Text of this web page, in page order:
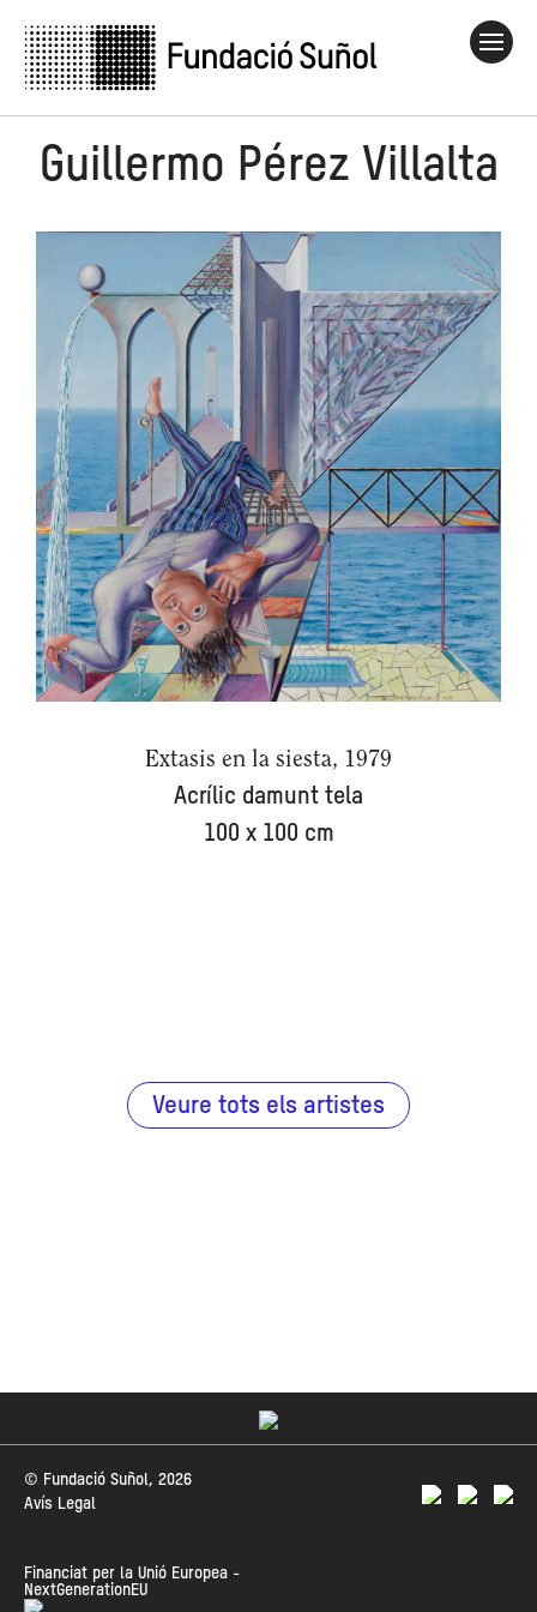
Guillermo Pérez Villalta
Extasis en la siesta, 1979
Acrílic damunt tela
100 x 100 cm
Veure tots els artistes
© Fundació Suñol, 2026
Avís Legal
Financiat per la Unió Europea -
NextGenerationEU